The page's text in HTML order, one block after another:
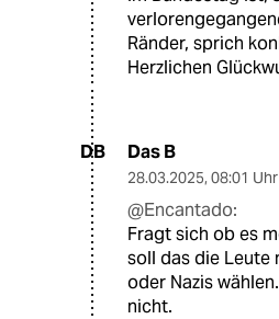
Ränder, sprich
Herzlichen
DB Das B
28.03.2025, 08:01 Uhr
@Encantado:
Fragt sich ob es
soll das die Leute
oder Nazis
nicht.